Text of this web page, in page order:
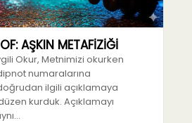
AŞKIN METAFİZİĞİ
Okur, Metnimizi okurken
numaralarına
doğrudan ilgili açıklamaya
kurduk. Açıklamayı